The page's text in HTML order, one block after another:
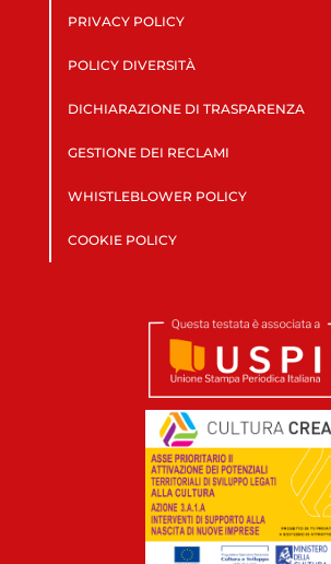
PRIVACY POLICY
POLICY DIVERSITÀ
DICHIARAZIONE DI TRASPARENZA
GESTIONE DEI RECLAMI
WHISTLEBLOWER POLICY
COOKIE POLICY